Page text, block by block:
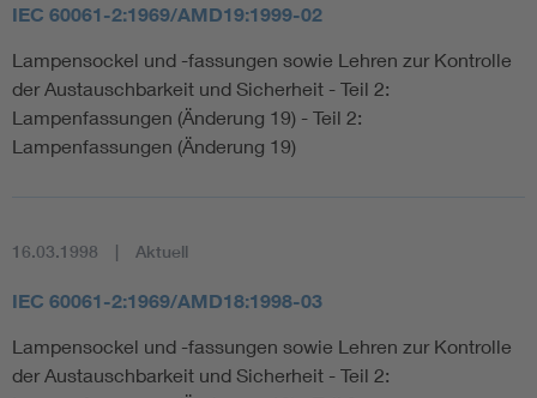
IEC 60061-2:1969/AMD19:1999-02
Lampensockel und -fassungen sowie Lehren zur Kontrolle
der Austauschbarkeit und Sicherheit - Teil 2:
Lampenfassungen (Änderung 19) - Teil 2:
Lampenfassungen (Änderung 19)
16.03.1998 Aktuell
IEC 60061-2:1969/AMD18:1998-03
Lampensockel und -fassungen sowie Lehren zur Kontrolle
der Austauschbarkeit und Sicherheit - Teil 2: